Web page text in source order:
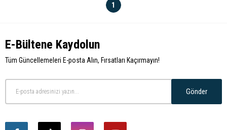
1
E-Bültene Kaydolun
Tüm Güncellemeleri E-posta Alın, Fırsatları Kaçırmayın!
Gönder